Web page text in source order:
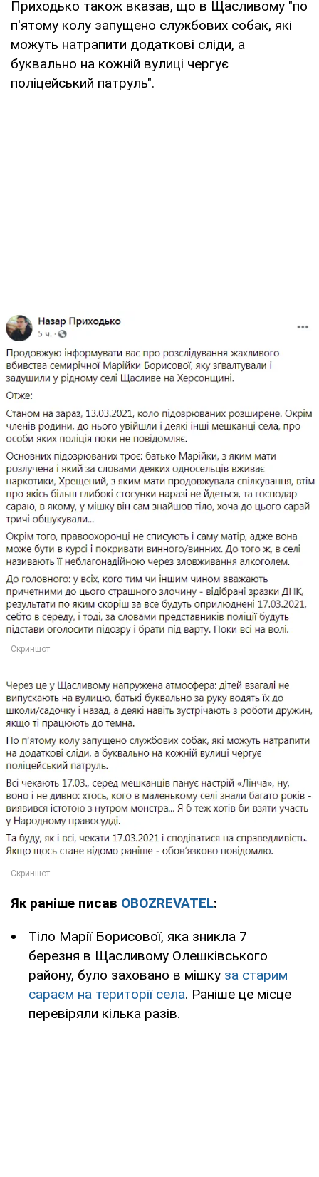
Приходько також вказав, що в Щасливому "по
п'ятому колу запущено службових собак, які
можуть натрапити додаткові сліди, а
буквально на кожній вулиці чергує
поліцейський патруль".
Як раніше писав OBOZREVATEL:
Тіло Марії Борисової, яка зникла 7
березня в Щасливому Олешківського
району, було заховано в мішку за старим
сараєм на території села. Раніше це місце
перевіряли кілька разів.